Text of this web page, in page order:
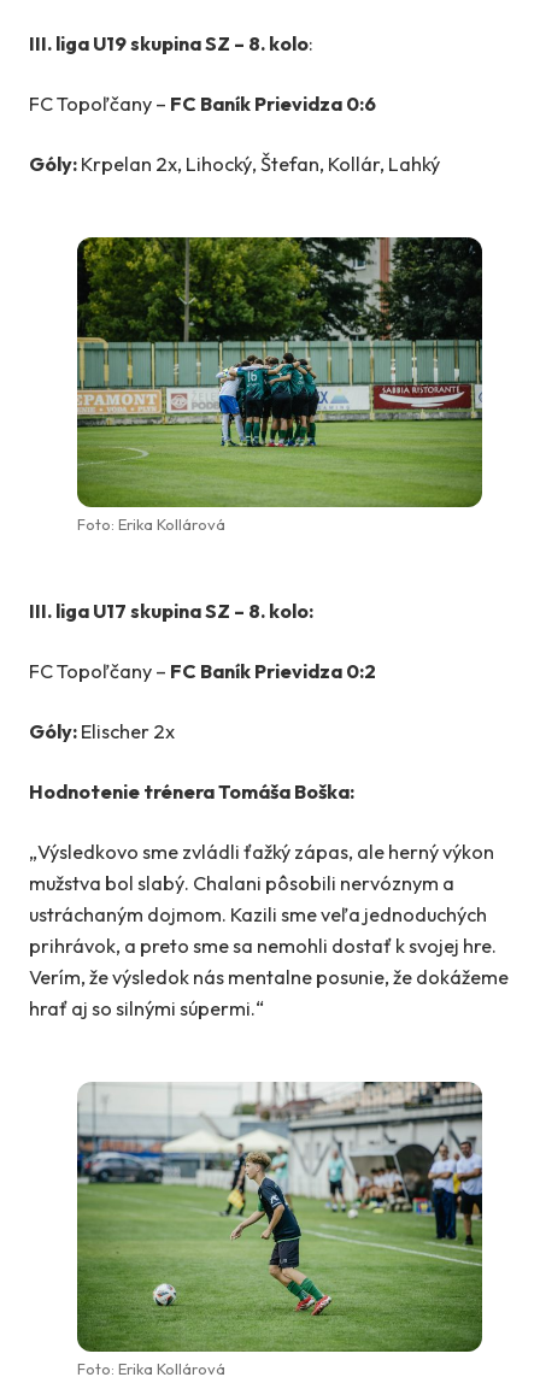
III. liga U19 skupina SZ – 8. kolo:
FC Topoľčany – FC Baník Prievidza 0:6
Góly: Krpelan 2x, Lihocký, Štefan, Kollár, Lahký
Foto: Erika Kollárová
III. liga U17 skupina SZ – 8. kolo:
FC Topoľčany – FC Baník Prievidza 0:2
Góly: Elischer 2x
Hodnotenie trénera Tomáša Boška:
„Výsledkovo sme zvládli ťažký zápas, ale herný výkon
mužstva bol slabý. Chalani pôsobili nervóznym a
ustráchaným dojmom. Kazili sme veľa jednoduchých
prihrávok, a preto sme sa nemohli dostať k svojej hre.
Verím, že výsledok nás mentalne posunie, že dokážeme
hrať aj so silnými súpermi.“
Foto: Erika Kollárová